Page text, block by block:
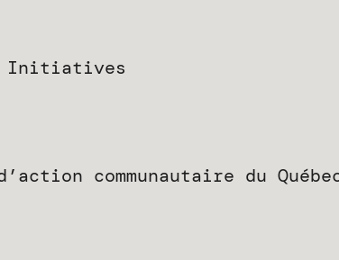
Initiatives
communautaire du